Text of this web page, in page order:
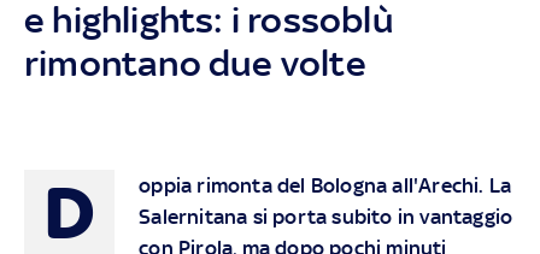
e highlights: i rossoblù
rimontano due volte
D
oppia rimonta del Bologna all'Arechi. La
Salernitana si porta subito in vantaggio
con Pirola, ma dopo pochi minuti